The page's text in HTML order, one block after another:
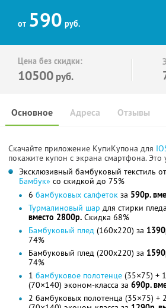
от 590 руб.
Цена без скидки:
10500 руб.
Основное Отзывы
Адреса
Скачайте приложение КупиКупона для
покажите купон с экрана смартфона. Это
Эксклюзивный бамбуковый текстиль
Бамбук» со скидкой до 75%
6 бамбуковых салфеток за 590р.
Турмалиновый шар для стирки
вместо 2800р. Скидка 68%
Бамбуковый плед (160x220) за
74%
Бамбуковый плед (200x220) за
74%
1 бамбуковое полотенце (35×75) +
(70×140) эконом-класса за 690р.
2 бамбуковых полотенца (35×75) +